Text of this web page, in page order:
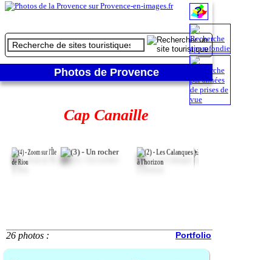
Photos de Provence
Cap Canaille
26 photos : Portfolio